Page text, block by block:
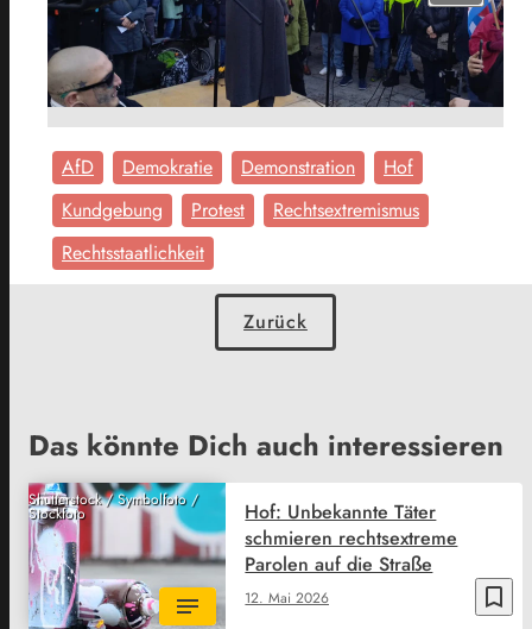
AfD Demokratie Demonstration
Hof
Kundgebung
Protest
Rechtsextremismus
Rechtsstaatlichkeit
Zurück
Das könnte Dich auch interessieren
Shutterstock / Symbolfoto /
Stockfoto
bookmark_border
12. Mai 2026
Hof: Unbekannte Täter
schmieren rechtsextreme
Parolen auf die Straße